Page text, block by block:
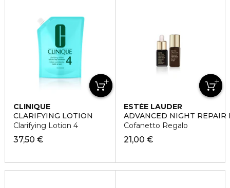
CLINIQUE
CLARIFYING LOTION
Clarifying Lotion 4
37,50 €
ESTÉE LAUDER
ADVANCED NIGHT REPAIR
Cofanetto Regalo
21,00 €